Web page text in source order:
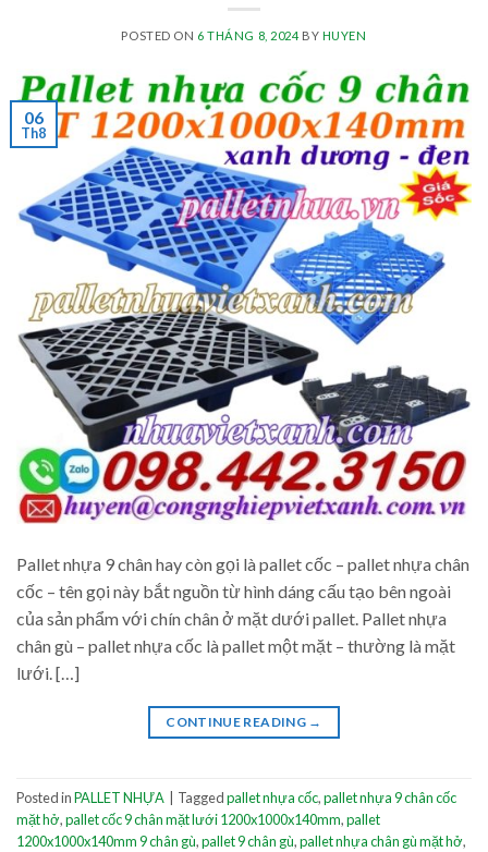
POSTED ON 6 THÁNG 8, 2024BY HUYEN
06
Th8
Pallet nhựa 9 chân hay còn gọi là pallet cốc – pallet nhựa chân
cốc – tên gọi này bắt nguồn từ hình dáng cấu tạo bên ngoài
của sản phẩm với chín chân ở mặt dưới pallet. Pallet nhựa
chân gù – pallet nhựa cốc là pallet một mặt – thường là mặt
lưới. […]
CONTINUE READING →
Posted inPALLET NHỰA Taggedpallet nhựa cốc,pallet nhựa 9 chân cốc
mặt hở,pallet cốc 9 chân mặt lưới 1200x1000x140mm,pallet
1200x1000x140mm 9 chân gù,pallet 9 chân gù,pallet nhựa chân gù mặt hở,